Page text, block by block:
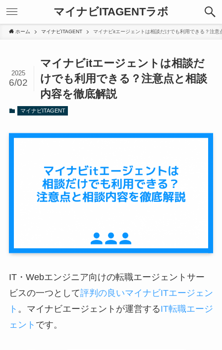
マイナビITAGENTラボ
ホーム マイナビITAGENT マイナビitエージェントは相談だけでも利用できる？注意
マイナビitエージェントは相談だ
けでも利用できる？注意点と相談
内容を徹底解説
2025
6/02
マイナビITAGENT
IT・Webエンジニア向けの転職エージェントサー
ビスの一つとして評判の良いマイナビITエージェン
ト 。マイナビエージェントが運営するIT転職エージ
ェント です。